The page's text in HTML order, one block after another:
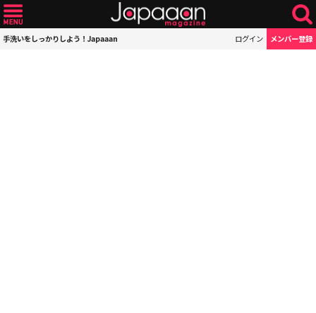
手洗いをしっかりしよう！Japaaan ログイン メンバー登録